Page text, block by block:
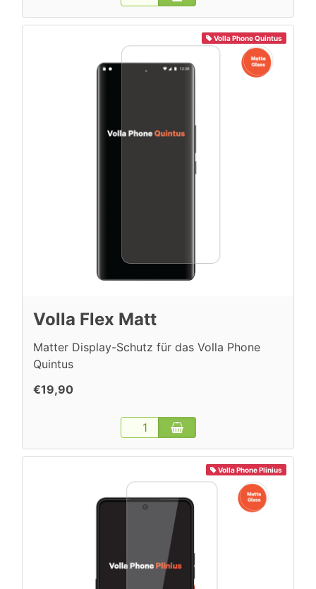
Volla Phone Quintus
Volla Flex Matt
Matter Display-Schutz für das Volla Phone
Quintus
€19,90
Volla Phone Plinius